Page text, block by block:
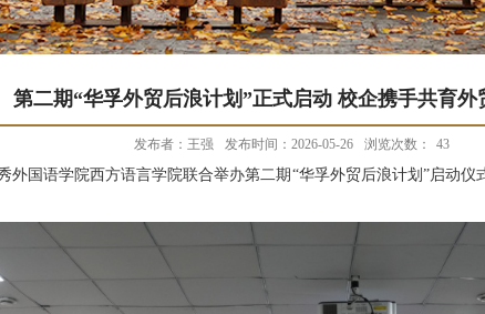
第二期“华孚外贸后浪计划”正式启动 校企携手共育外
发布者：王强 发布时间：2026-05-26 浏览次数： 43
外国语学院西方语言学院联合举办第二期 “华孚外贸后浪计划”启动